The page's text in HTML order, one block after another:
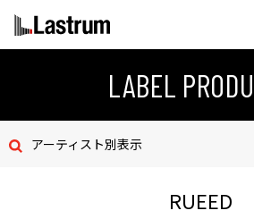
LABEL PRODUCTS
LABEL
アーティスト別表示
RUEED